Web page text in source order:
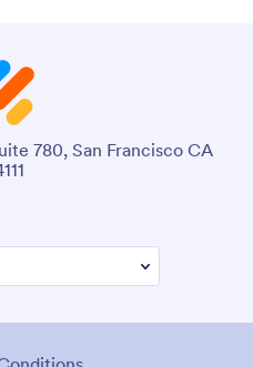
780, San Francisco CA